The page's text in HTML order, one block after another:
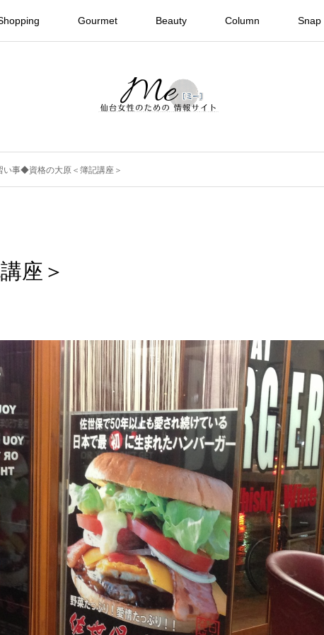
Gourmet Beauty Column Snap
い事◆資格の大原＜簿記講座＞
座＞